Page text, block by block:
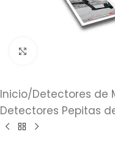
Inicio/Detectores de
Detectores Pepitas